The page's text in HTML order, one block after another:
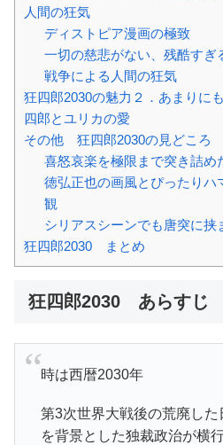
人間の狂気
ディストピア漫画の極致
一切の慈悲がない、残酷すぎ
戦争による人間の狂気
狂四郎2030の魅力２．あまりに
四郎とユリカの愛
その他 狂四郎2030の見どころ
喜怒哀楽を極限まで突き詰め
徳弘正也の画風とぴったりハ
観
シリアスシーンでも唐突に挟
狂四郎2030 まとめ
狂四郎2030 あらすじ
時は西暦2030年
第3次世界大戦後の荒廃し
を背景とした独裁政治が横